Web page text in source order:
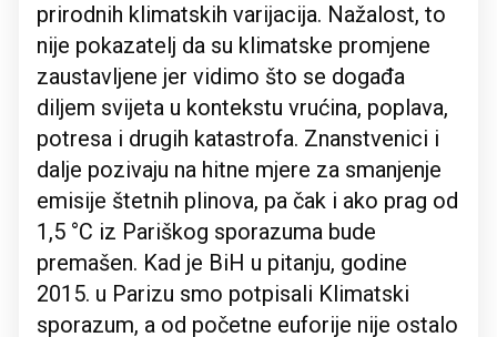
prirodnih klimatskih varijacija. Nažalost, to
nije pokazatelj da su klimatske promjene
zaustavljene jer vidimo što se događa
diljem svijeta u kontekstu vrućina, poplava,
potresa i drugih katastrofa. Znanstvenici i
dalje pozivaju na hitne mjere za smanjenje
emisije štetnih plinova, pa čak i ako prag od
1,5 °C iz Pariškog sporazuma bude
premašen. Kad je BiH u pitanju, godine
2015. u Parizu smo potpisali Klimatski
sporazum, a od početne euforije nije ostalo